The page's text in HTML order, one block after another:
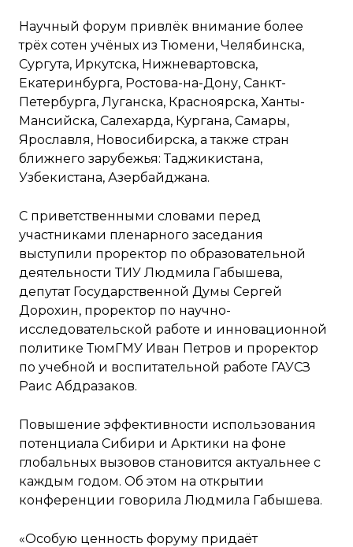
Научный форум привлёк внимание более
трёх сотен учёных из Тюмени, Челябинска,
Сургута, Иркутска, Нижневартовска,
Екатеринбурга, Ростова-на-Дону, Санкт-
Петербурга, Луганска, Красноярска, Ханты-
Мансийска, Салехарда, Кургана, Самары,
Ярославля, Новосибирска, а также стран
ближнего зарубежья: Таджикистана,
Узбекистана, Азербайджана.
С приветственными словами перед
участниками пленарного заседания
выступили проректор по образовательной
деятельности ТИУ Людмила Габышева,
депутат Государственной Думы Сергей
Дорохин, проректор по научно-
исследовательской работе и инновационной
политике ТюмГМУ Иван Петров и проректор
по учебной и воспитательной работе ГАУСЗ
Раис Абдразаков.
Повышение эффективности использования
потенциала Сибири и Арктики на фоне
глобальных вызовов становится актуальнее с
каждым годом. Об этом на открытии
конференции говорила Людмила Габышева.
«Особую ценность форуму придаёт